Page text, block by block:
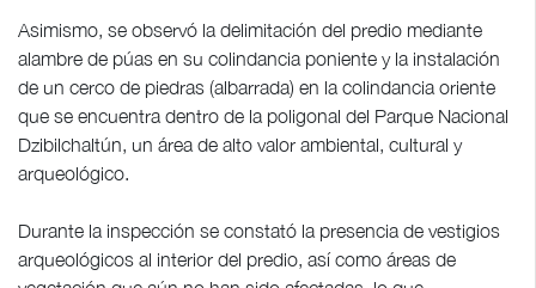
Asimismo, se observó la delimitación del predio mediante
alambre de púas en su colindancia poniente y la instalación
de un cerco de piedras (albarrada) en la colindancia oriente
que se encuentra dentro de la poligonal del Parque Nacional
Dzibilchaltún, un área de alto valor ambiental, cultural y
arqueológico.
Durante la inspección se constató la presencia de vestigios
arqueológicos al interior del predio, así como áreas de